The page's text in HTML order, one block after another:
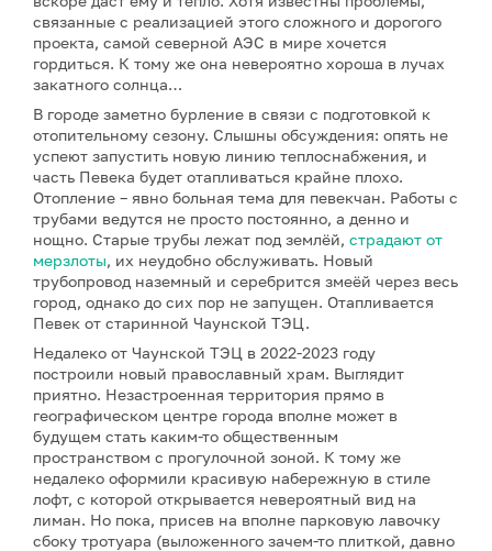
связанные с реализацией этого сложного и дорогого
проекта, самой северной АЭС в мире хочется
гордиться. К тому же она невероятно хороша в лучах
закатного солнца…
В городе заметно бурление в связи с подготовкой к
отопительному сезону. Слышны обсуждения: опять не
успеют запустить новую линию теплоснабжения, и
часть Певека будет отапливаться крайне плохо.
Отопление – явно больная тема для певекчан. Работы с
трубами ведутся не просто постоянно, а денно и
нощно. Старые трубы лежат под землёй, страдают от
мерзлоты, их неудобно обслуживать. Новый
трубопровод наземный и серебрится змеёй через весь
город, однако до сих пор не запущен. Отапливается
Певек от старинной Чаунской ТЭЦ.
Недалеко от Чаунской ТЭЦ в 2022-2023 году
построили новый православный храм. Выглядит
приятно. Незастроенная территория прямо в
географическом центре города вполне может в
будущем стать каким-то общественным
пространством с прогулочной зоной. К тому же
недалеко оформили красивую набережную в стиле
лофт, с которой открывается невероятный вид на
лиман. Но пока, присев на вполне парковую лавочку
сбоку тротуара (выложенного зачем-то плиткой, давно